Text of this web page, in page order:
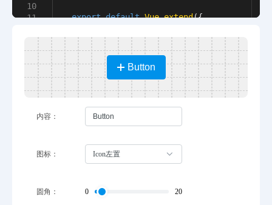
10
11
export default Vue.extend({
内容：
图标： Icon左置
圆角： 0 20